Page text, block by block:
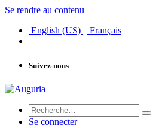
Se rendre au contenu
English (US) | Français
Suivez-nous
Se connecter